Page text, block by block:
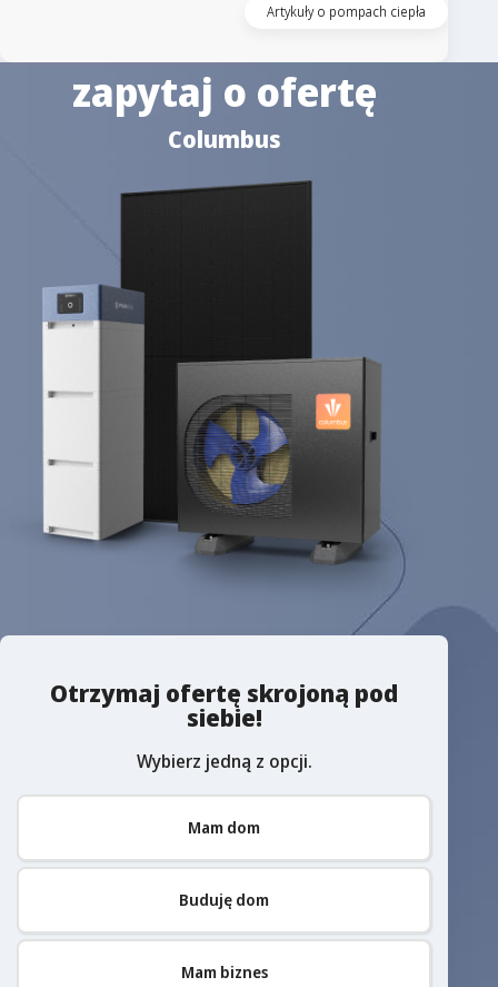
Artykuły o pompach ciepła
zapytaj o ofertę
Columbus
Otrzymaj ofertę skrojoną pod
siebie!
Wybierz jedną z opcji.
Mam dom
Buduję dom
Mam biznes